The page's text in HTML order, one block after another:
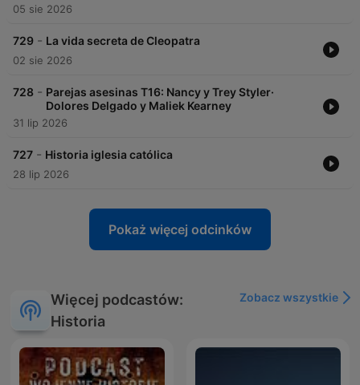
05 sie 2026
729 - La vida secreta de Cleopatra
02 sie 2026
728 - Parejas asesinas T16: Nancy y Trey Styler·
Dolores Delgado y Maliek Kearney
31 lip 2026
727 - Historia iglesia católica
28 lip 2026
Pokaż więcej odcinków
Więcej podcastów:
Historia
Zobacz wszystkie